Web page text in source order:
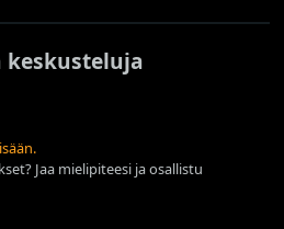
keskusteluja
Jaa mielipiteesi ja osallistu